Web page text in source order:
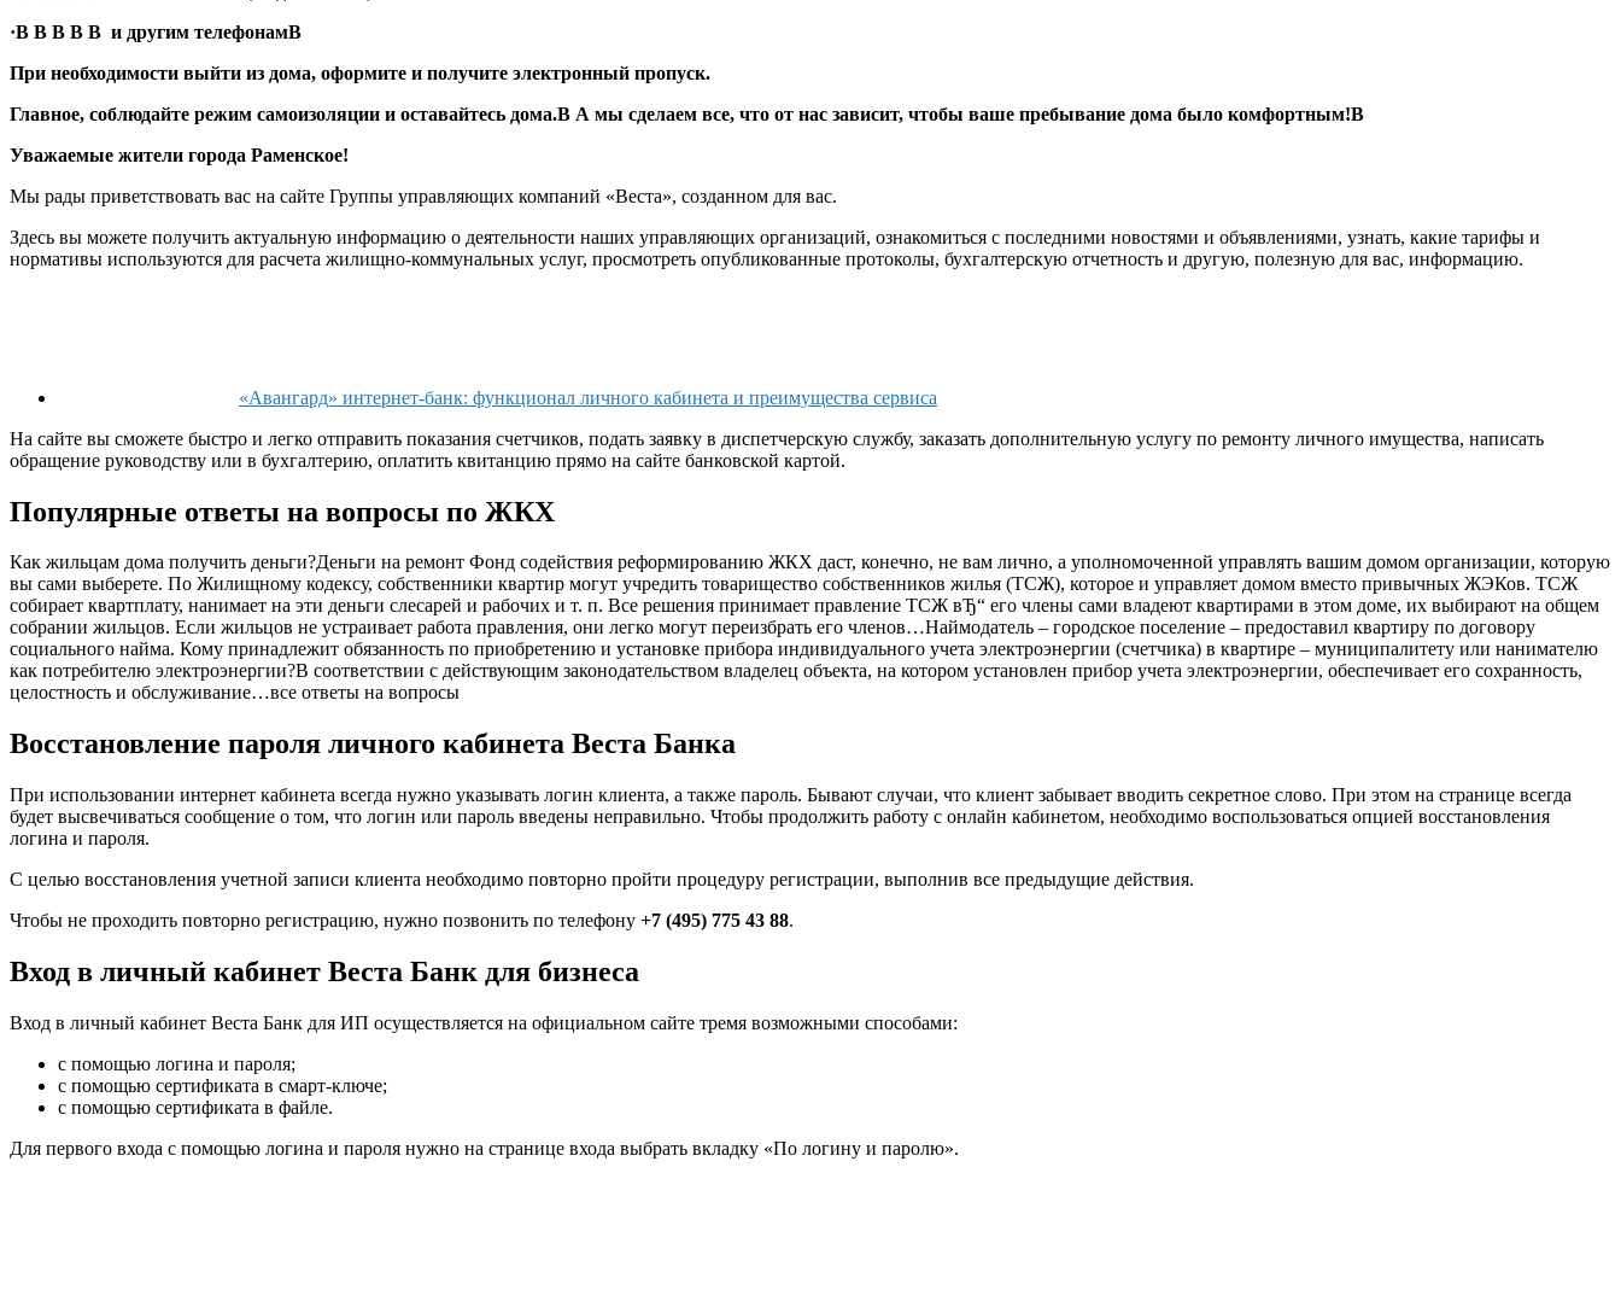
·В В В В В и другим телефонамВ
При необходимости выйти из дома, оформите и получите электронный пропуск.
Главное, соблюдайте режим самоизоляции и оставайтесь дома.В А мы сделаем все, что от нас зависит, чтобы ваше пребывание дома было комфортным!В
Уважаемые жители города Раменское!
Мы рады приветствовать вас на сайте Группы управляющих компаний «Веста», созданном для вас.
Здесь вы можете получить актуальную информацию о деятельности наших управляющих организаций, ознакомиться с последними новостями и объявлениями, узнать, какие тарифы и
нормативы используются для расчета жилищно-коммунальных услуг, просмотреть опубликованные протоколы, бухгалтерскую отчетность и другую, полезную для вас, информацию.
«Авангард» интернет-банк: функционал личного кабинета и преимущества сервиса
На сайте вы сможете быстро и легко отправить показания счетчиков, подать заявку в диспетчерскую службу, заказать дополнительную услугу по ремонту личного имущества, написать
обращение руководству или в бухгалтерию, оплатить квитанцию прямо на сайте банковской картой.
Популярные ответы на вопросы по ЖКХ
Как жильцам дома получить деньги?Деньги на ремонт Фонд содействия реформированию ЖКХ даст, конечно, не вам лично, а уполномоченной управлять вашим домом организации, которую
вы сами выберете. По Жилищному кодексу, собственники квартир могут учредить товарищество собственников жилья (ТСЖ), которое и управляет домом вместо привычных ЖЭКов. ТСЖ
собирает квартплату, нанимает на эти деньги слесарей и рабочих и т. п. Все решения принимает правление ТСЖ вЂ“ его члены сами владеют квартирами в этом доме, их выбирают на общем
собрании жильцов. Если жильцов не устраивает работа правления, они легко могут переизбрать его членов…Наймодатель – городское поселение – предоставил квартиру по договору
социального найма. Кому принадлежит обязанность по приобретению и установке прибора индивидуального учета электроэнергии (счетчика) в квартире – муниципалитету или нанимателю
как потребителю электроэнергии?В соответствии с действующим законодательством владелец объекта, на котором установлен прибор учета электроэнергии, обеспечивает его сохранность,
целостность и обслуживание…все ответы на вопросы
Восстановление пароля личного кабинета Веста Банка
При использовании интернет кабинета всегда нужно указывать логин клиента, а также пароль. Бывают случаи, что клиент забывает вводить секретное слово. При этом на странице всегда
будет высвечиваться сообщение о том, что логин или пароль введены неправильно. Чтобы продолжить работу с онлайн кабинетом, необходимо воспользоваться опцией восстановления
логина и пароля.
С целью восстановления учетной записи клиента необходимо повторно пройти процедуру регистрации, выполнив все предыдущие действия.
Чтобы не проходить повторно регистрацию, нужно позвонить по телефону +7 (495) 775 43 88.
Вход в личный кабинет Веста Банк для бизнеса
Вход в личный кабинет Веста Банк для ИП осуществляется на официальном сайте тремя возможными способами:
с помощью логина и пароля;
с помощью сертификата в смарт-ключе;
с помощью сертификата в файле.
Для первого входа с помощью логина и пароля нужно на странице входа выбрать вкладку «По логину и паролю».